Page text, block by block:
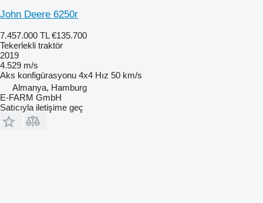
John Deere 6250r
7.457.000 TL €135.700
Tekerlekli traktör
2019
4.529 m/s
Aks konfigürasyonu 4x4 Hız 50 km/s
Almanya, Hamburg
E-FARM GmbH
Satıcıyla iletişime geç